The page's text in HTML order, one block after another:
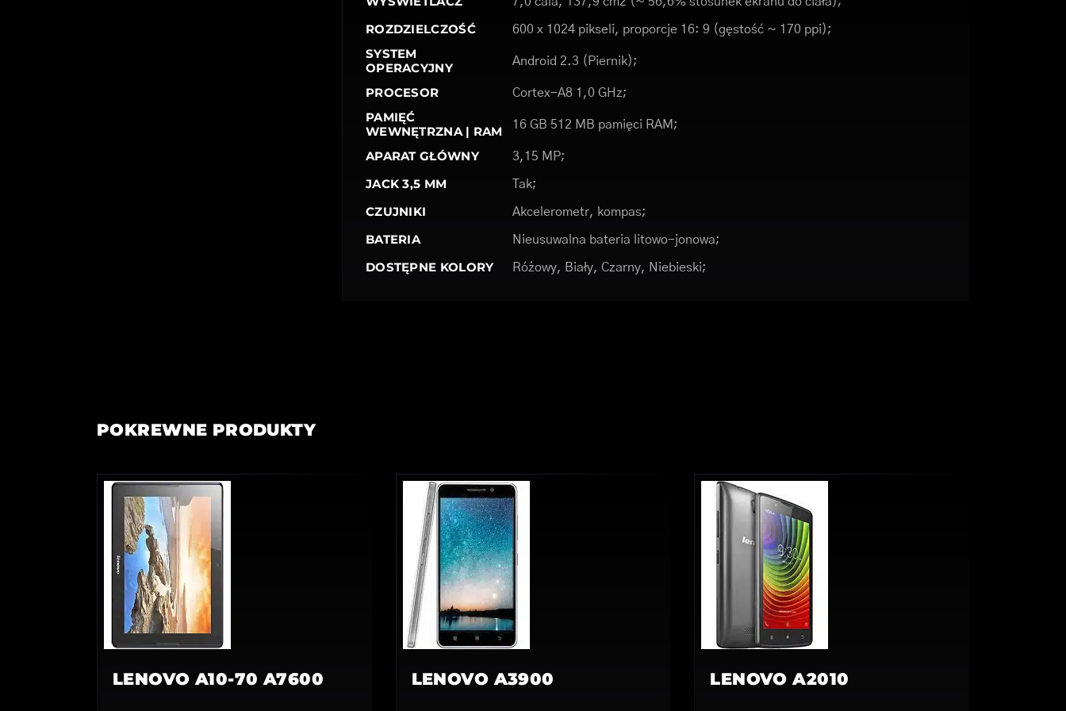
ROZDZIELCZOŚĆ 600 x 1024 pikseli, proporcje 16: 9 (gęstość ~ 170 ppi);
SYSTEM
OPERACYJNY
Android 2.3 (Piernik);
PROCESOR Cortex-A8 1,0 GHz;
PAMIĘĆ
WEWNĘTRZNA | RAM
16 GB 512 MB pamięci RAM;
APARAT GŁÓWNY 3,15 MP;
JACK 3,5 MM Tak;
CZUJNIKI Akcelerometr, kompas;
BATERIA Nieusuwalna bateria litowo-jonowa;
DOSTĘPNE KOLORY Różowy, Biały, Czarny, Niebieski;
POKREWNE PRODUKTY
LENOVO A10-70 A7600 LENOVO A3900 LENOVO A2010